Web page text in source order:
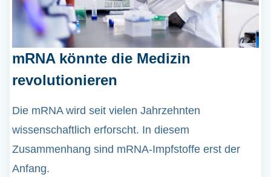
mRNA könnte die Medizin
revolutionieren
Die mRNA wird seit vielen Jahrzehnten
wissenschaftlich erforscht. In diesem
Zusammenhang sind mRNA-Impfstoffe erst der
Anfang.